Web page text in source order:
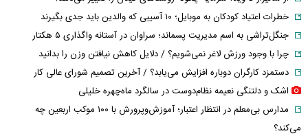
خطرات اعتیاد کودکان به موبایل؛ ۱۰ آسیبی که والدین باید جدی بگیرند
جنگل‌تراشی به اسم مدیریت پسماند؛ سراوان در آستانه واگذاری ۵ هکتار
چرا با وجود ورزش لاغر نمی‌شویم؟ / دلایل کاهش نیافتن وزن را بدانید
دستمزد کارگران دوباره افزایش می‌یابد؟ / آخرین تصمیم شورای عالی کار
اشک و دلتنگی نعیمه نظام‌دوست در سالگرد ماه‌چهره خلیلی
مدارس بی‌معلم در انتظار اعتبار؛ آموزش‌وپرورش با ۱۰۰ موکب اربعین چه
می‌کند؟